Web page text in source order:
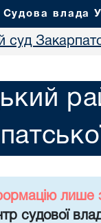
Судова влада
лише
судової